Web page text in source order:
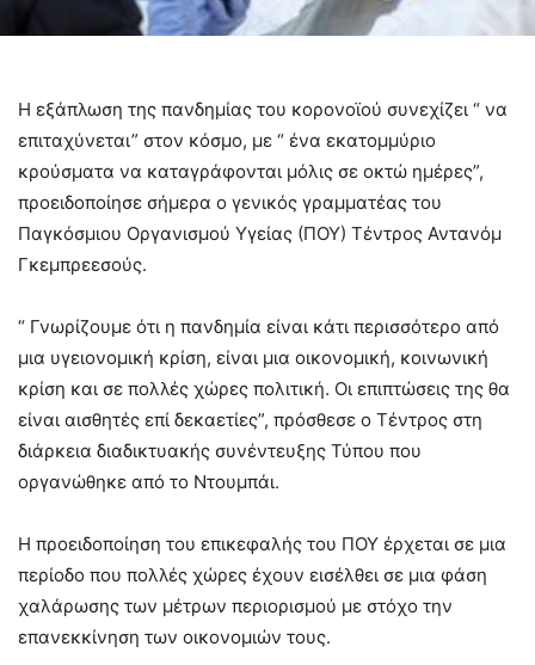
Η εξάπλωση της πανδημίας του κορονοϊού συνεχίζει “ να
επιταχύνεται” στον κόσμο, με “ ένα εκατομμύριο
κρούσματα να καταγράφονται μόλις σε οκτώ ημέρες”,
προειδοποίησε σήμερα ο γενικός γραμματέας του
Παγκόσμιου Οργανισμού Υγείας (ΠΟΥ) Τέντρος Αντανόμ
Γκεμπρεεσούς.
“ Γνωρίζουμε ότι η πανδημία είναι κάτι περισσότερο από
μια υγειονομική κρίση, είναι μια οικονομική, κοινωνική
κρίση και σε πολλές χώρες πολιτική. Οι επιπτώσεις της θα
είναι αισθητές επί δεκαετίες”, πρόσθεσε ο Τέντρος στη
διάρκεια διαδικτυακής συνέντευξης Τύπου που
οργανώθηκε από το Ντουμπάι.
Η προειδοποίηση του επικεφαλής του ΠΟΥ έρχεται σε μια
περίοδο που πολλές χώρες έχουν εισέλθει σε μια φάση
χαλάρωσης των μέτρων περιορισμού με στόχο την
επανεκκίνηση των οικονομιών τους.